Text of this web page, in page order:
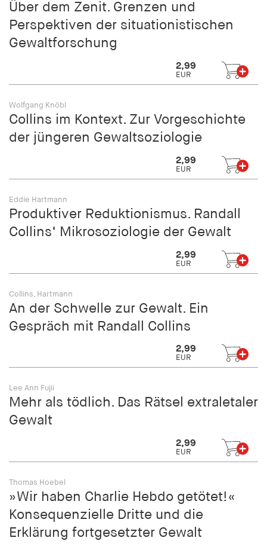
Über dem Zenit. Grenzen und
Perspektiven der situationistischen
Gewaltforschung
2,99
EUR
Wolfgang Knöbl
Collins im Kontext. Zur Vorgeschichte
der jüngeren Gewaltsoziologie
2,99
EUR
Eddie Hartmann
Produktiver Reduktionismus. Randall
Collins‘ Mikrosoziologie der Gewalt
2,99
EUR
Collins, Hartmann
An der Schwelle zur Gewalt. Ein
Gespräch mit Randall Collins
2,99
EUR
Lee Ann Fujii
Mehr als tödlich. Das Rätsel extraletaler
Gewalt
2,99
EUR
Thomas Hoebel
»Wir haben Charlie Hebdo getötet!«
Konsequenzielle Dritte und die
Erklärung fortgesetzter Gewalt